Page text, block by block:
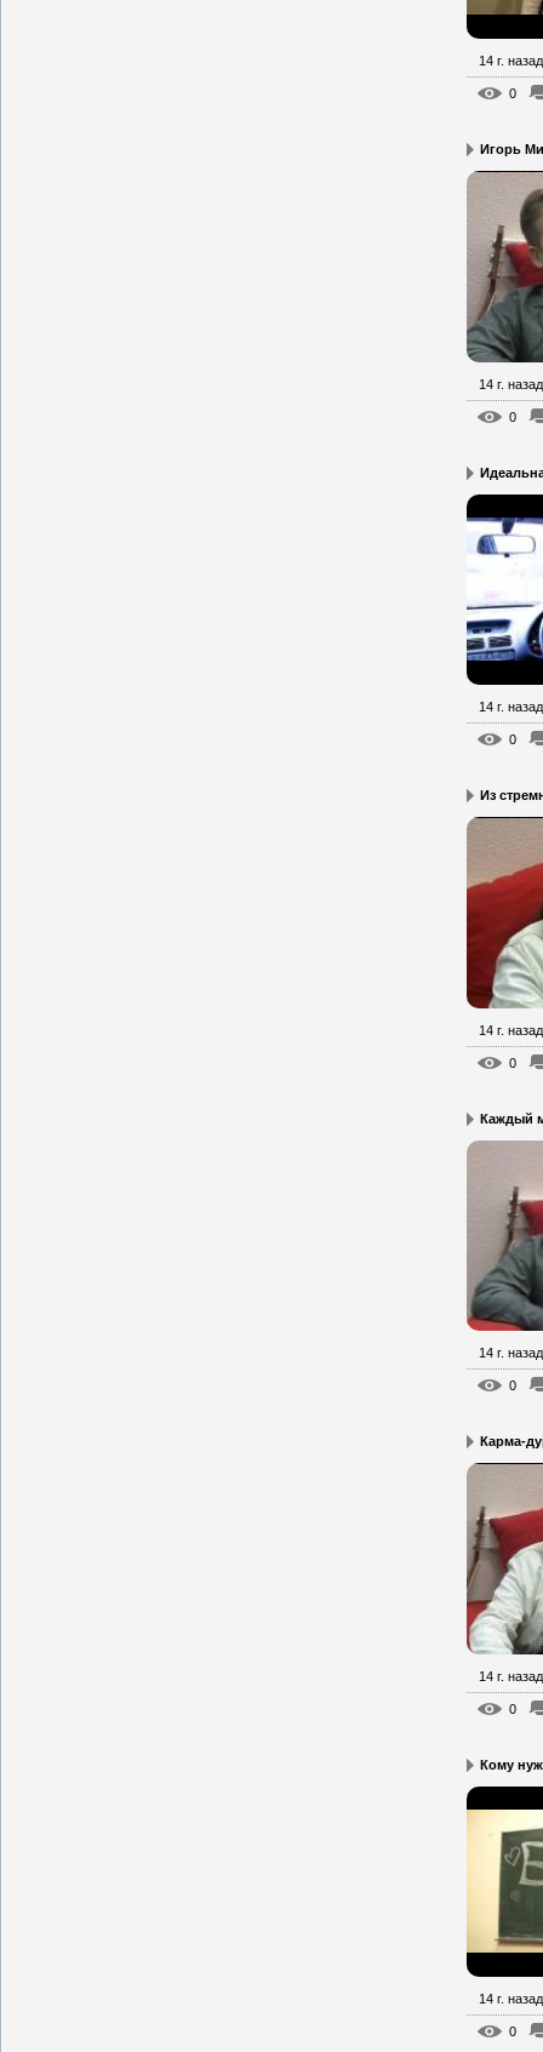
14 г. назад
0
Игорь
14 г. назад
0
14 г. назад
0
Из
14 г. назад
0
Каждый
14 г. назад
0
Карма-
14 г. назад
0
Кому
14 г. назад
0